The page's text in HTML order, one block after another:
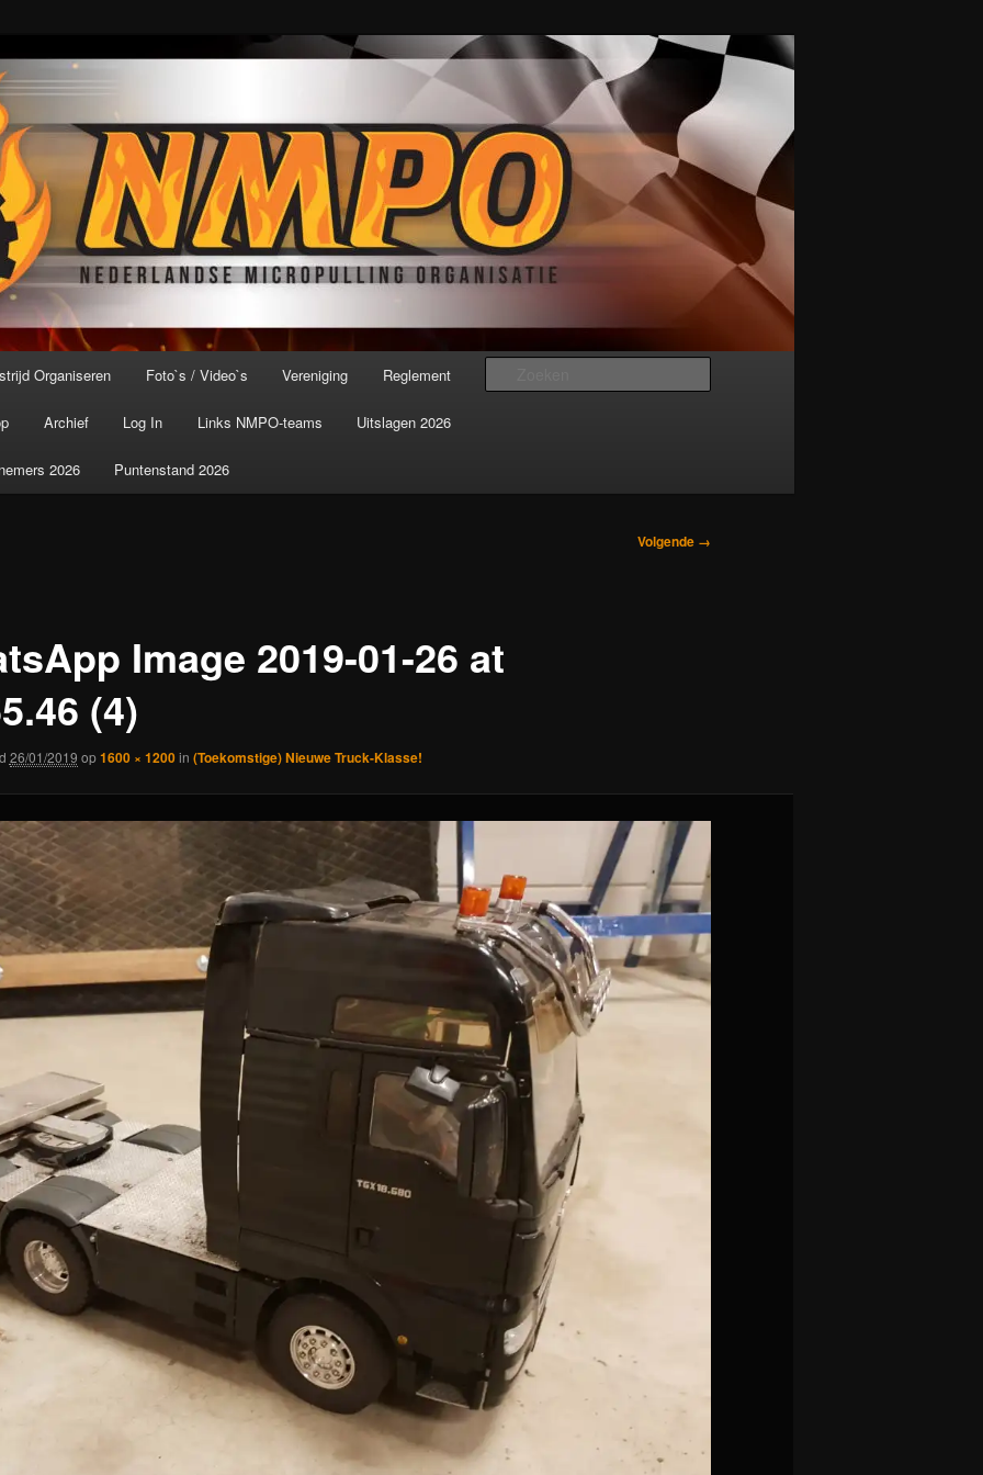
Organisatie
ter wereld!
Organiseren Foto`s / Video`s Vereniging Reglement
Archief Log In Links NMPO-teams Uitslagen 2026
2026 Puntenstand 2026
Volgende →
Image 2019-01-26 at
(4)
26/01/2019 op1600 × 1200in (Toekomstige) Nieuwe Truck-Klasse!